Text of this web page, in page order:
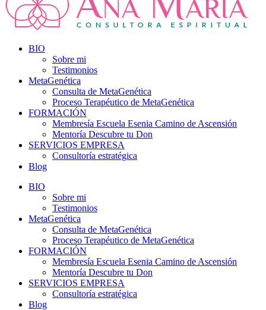
BIO
Sobre mi
Testimonios
MetaGenética
Consulta de MetaGenética
Proceso Terapéutico de MetaGenética
FORMACIÓN
Membresía Escuela Esenia Camino de Ascensión
Mentoría Descubre tu Don
SERVICIOS EMPRESA
Consultoría estratégica
Blog
BIO
Sobre mi
Testimonios
MetaGenética
Consulta de MetaGenética
Proceso Terapéutico de MetaGenética
FORMACIÓN
Membresía Escuela Esenia Camino de Ascensión
Mentoría Descubre tu Don
SERVICIOS EMPRESA
Consultoría estratégica
Blog